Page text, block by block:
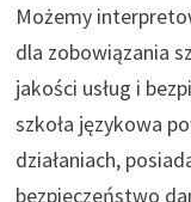
Możemy
dla zobowiązania
jakości usług i
szkoła językowa
działaniach,
bezpieczeństwo